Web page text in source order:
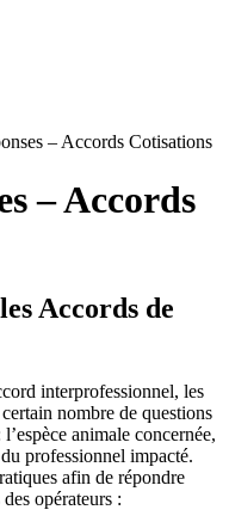
– Accords Cotisations
– Accords
Accords de
interprofessionnel, les
nombre de questions
animale concernée,
professionnel impacté.
afin de répondre
opérateurs :